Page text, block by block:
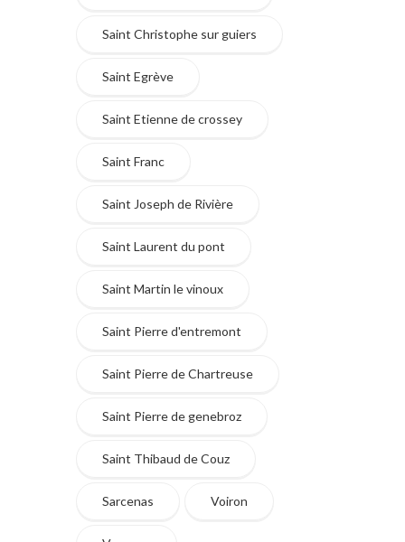
Saint Christophe sur guiers
Saint Egrève
Saint Etienne de crossey
Saint Franc
Saint Joseph de Rivière
Saint Laurent du pont
Saint Martin le vinoux
Saint Pierre d'entremont
Saint Pierre de Chartreuse
Saint Pierre de genebroz
Saint Thibaud de Couz
Sarcenas Voiron